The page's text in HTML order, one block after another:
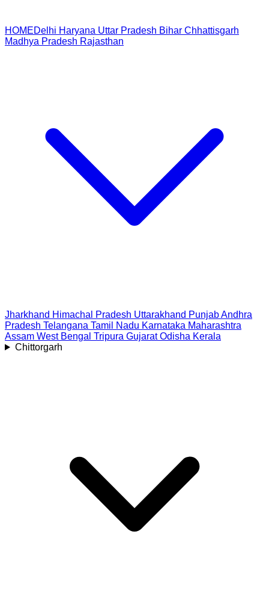
HOMEDelhi Haryana Uttar Pradesh Bihar Chhattisgarh
Madhya Pradesh Rajasthan
Jharkhand Himachal Pradesh Uttarakhand PunjabAndhra
Pradesh Telangana Tamil Nadu Karnataka Maharashtra
Assam West Bengal Tripura Gujarat Odisha Kerala
Chittorgarh